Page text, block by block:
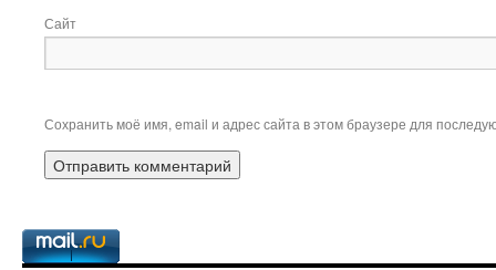
Сайт
Сохранить моё имя, email и адрес сайта в этом браузере для